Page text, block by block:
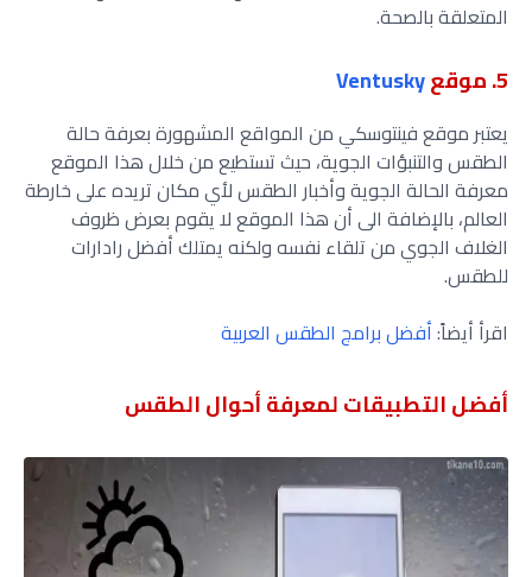
المتعلقة بالصحة.
5. موقع Ventusky
يعتبر موقع فينتوسكي من المواقع المشهورة بعرفة حالة
الطقس والتنبؤات الجوية، حيث تستطيع من خلال هذا الموقع
معرفة الحالة الجوية وأخبار الطقس لأي مكان تريده على خارطة
العالم، بالإضافة الى أن هذا الموقع لا يقوم بعرض ظروف
الغلاف الجوي من تلقاء نفسه ولكنه يمتلك أفضل رادارات
للطقس.
اقرأ أيضاً:أفضل برامج الطقس العربية
أفضل التطبيقات لمعرفة أحوال الطقس